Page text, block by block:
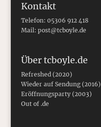
Kontakt
Telefon: 05306 912 418
Mail: post@tcboyle.de
Über tcboyle.de
Refreshed (2020)
Wieder auf Sendung (2016)
Eröffnungsparty (2003)
Out of .de